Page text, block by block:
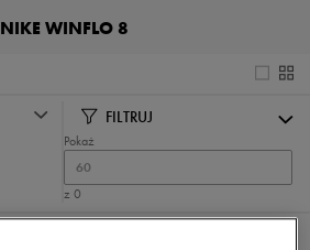
NIKE WINFLO 8
FILTRUJ
Pokaż
60
z 0